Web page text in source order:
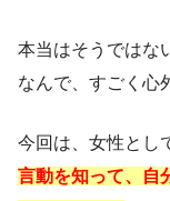
本当はそうではな
なんで、すごく心
今回は、女性とし
言動を知って、自